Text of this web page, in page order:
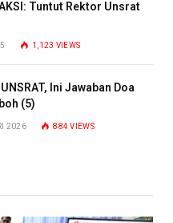
Tuntut Rektor Unsrat
1,123 VIEWS
Ini Jawaban Doa
(5)
2026 884VIEWS